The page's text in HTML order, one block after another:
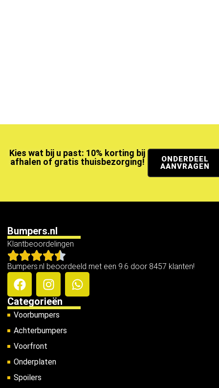
Kies wat bij u past: 10% korting bij
afhalen of gratis thuisbezorging!
ONDERDEEL
AANVRAGEN
Bumpers.nl
Klantbeoordelingen
Bumpers.nl beoordeeld met een 9.6 door 8457 klanten!
Categorieën
Voorbumpers
Achterbumpers
Voorfront
Onderplaten
Spoilers